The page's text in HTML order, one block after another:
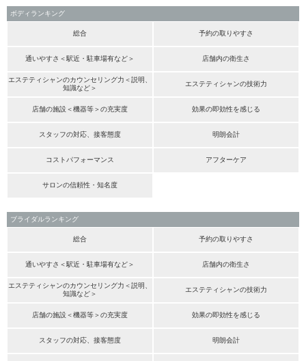
ボディランキング
総合 予約の取りやすさ
通いやすさ＜駅近・駐車場有など＞ 店舗内の衛生さ
エステティシャンのカウンセリング力＜説明、
知識など＞
エステティシャンの技術力
店舗の施設＜機器等＞の充実度 効果の即効性を感じる
スタッフの対応、接客態度 明朗会計
コストパフォーマンス アフターケア
サロンの信頼性・知名度
ブライダルランキング
総合 予約の取りやすさ
通いやすさ＜駅近・駐車場有など＞ 店舗内の衛生さ
エステティシャンのカウンセリング力＜説明、
知識など＞
エステティシャンの技術力
店舗の施設＜機器等＞の充実度 効果の即効性を感じる
スタッフの対応、接客態度 明朗会計